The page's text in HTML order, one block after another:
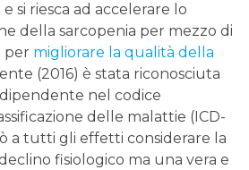
si riesca ad accelerare lo
della sarcopenia per mezzo di
per migliorare la qualità della
(2016) è stata riconosciuta
nel codice
delle malattie (ICD-
a tutti gli effetti considerare la
fisiologico ma una vera e